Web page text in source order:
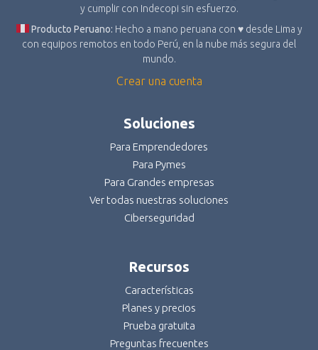
y cumplir con Indecopi sin esfuerzo.
Producto Peruano: Hecho a mano peruana con ♥ desde Lima y
con equipos remotos en todo Perú, en la nube más segura del
mundo.
Crear una cuenta
Soluciones
Para Emprendedores
Para Pymes
Para Grandes empresas
Ver todas nuestras soluciones
Ciberseguridad
Recursos
Características
Planes y precios
Prueba gratuita
Preguntas frecuentes